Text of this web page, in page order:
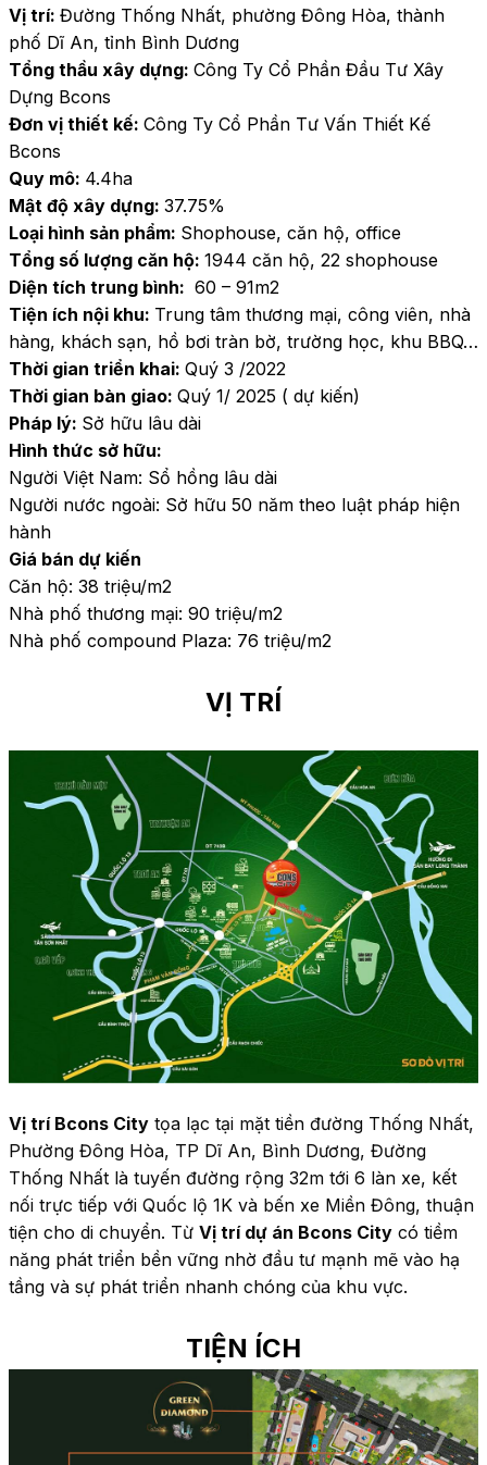
Vị trí: Đường Thống Nhất, phường Đông Hòa, thành
phố Dĩ An, tỉnh Bình Dương
Tổng thầu xây dựng: Công Ty Cổ Phần Đầu Tư Xây
Dựng Bcons
Đơn vị thiết kế: Công Ty Cổ Phần Tư Vấn Thiết Kế
Bcons
Quy mô: 4.4ha
Mật độ xây dựng: 37.75%
Loại hình sản phẩm: Shophouse, căn hộ, office
Tổng số lượng căn hộ: 1944 căn hộ, 22 shophouse
Diện tích trung bình: 60 – 91m2
Tiện ích nội khu: Trung tâm thương mại, công viên, nhà
hàng, khách sạn, hồ bơi tràn bờ, trường học, khu BBQ…
Thời gian triển khai: Quý 3 /2022
Thời gian bàn giao: Quý 1/ 2025 ( dự kiến)
Pháp lý: Sở hữu lâu dài
Hình thức sở hữu:
Người Việt Nam: Sổ hồng lâu dài
Người nước ngoài: Sở hữu 50 năm theo luật pháp hiện
hành
Giá bán dự kiến
Căn hộ: 38 triệu/m2
Nhà phố thương mại: 90 triệu/m2
Nhà phố compound Plaza: 76 triệu/m2
VỊ TRÍ
Vị trí Bcons City tọa lạc tại mặt tiền đường Thống Nhất,
Phường Đông Hòa, TP Dĩ An, Bình Dương, Đường
Thống Nhất là tuyến đường rộng 32m tới 6 làn xe, kết
nối trực tiếp với Quốc lộ 1K và bến xe Miền Đông, thuận
tiện cho di chuyển. Từ Vị trí dự án Bcons City có tiềm
năng phát triển bền vững nhờ đầu tư mạnh mẽ vào hạ
tầng và sự phát triển nhanh chóng của khu vực.
TIỆN ÍCH